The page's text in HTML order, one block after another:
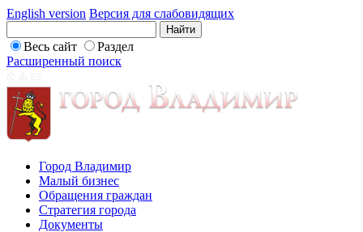
English version Версия для слабовидящих
Весь сайт
Раздел
Расширенный поиск
Город Владимир
Малый бизнес
Обращения граждан
Стратегия города
Документы